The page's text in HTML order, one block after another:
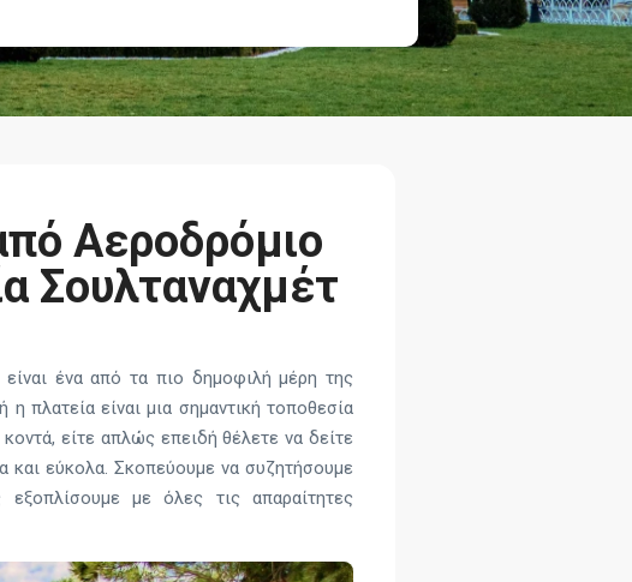
Αεροδρόμιο
Σουλταναχμέτ
ένα από τα πιο δημοφιλή μέρη της
πλατεία είναι μια σημαντική τοποθεσία
είτε απλώς επειδή θέλετε να δείτε
και εύκολα. Σκοπεύουμε να συζητήσουμε
με όλες τις απαραίτητες